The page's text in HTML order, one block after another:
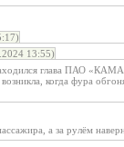
13:55)
глава ПАО
когда фура
а за рулём